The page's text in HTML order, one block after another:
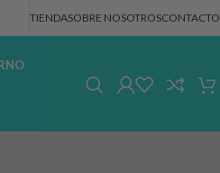
TIENDASOBRE NOSOTROSCONTACTO